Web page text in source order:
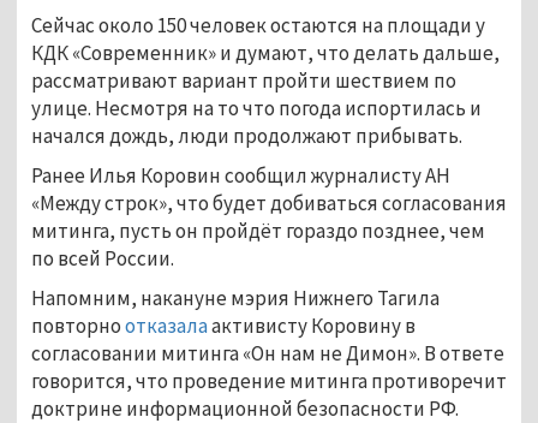
Сейчас около 150 человек остаются на площади у
КДК «Современник» и думают, что делать дальше,
рассматривают вариант пройти шествием по
улице. Несмотря на то что погода испортилась и
начался дождь, люди продолжают прибывать.
Ранее Илья Коровин сообщил журналисту АН
«Между строк», что будет добиваться согласования
митинга, пусть он пройдёт гораздо позднее, чем
по всей России.
Напомним, накануне мэрия Нижнего Тагила
повторноотказалаактивисту Коровину в
согласовании митинга «Он нам не Димон». В ответе
говорится, что проведение митинга противоречит
доктрине информационной безопасности РФ.